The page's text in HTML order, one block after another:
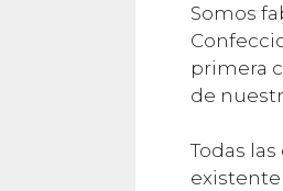
Somos
primera
de
Todas
existente